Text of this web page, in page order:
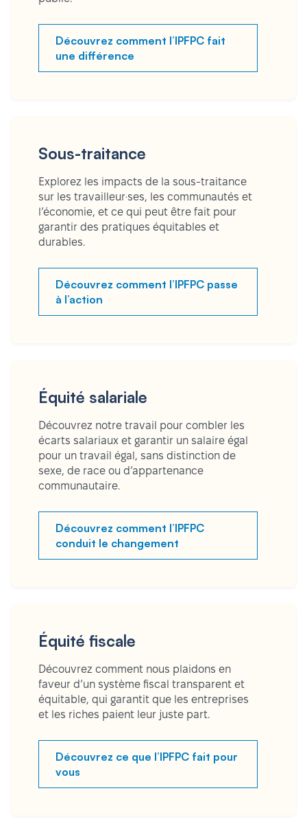
Découvrez comment l’IPFPC fait
une différence
Sous-traitance
Explorez les impacts de la sous-traitance
sur les travailleur·ses, les communautés et
l’économie, et ce qui peut être fait pour
garantir des pratiques équitables et
durables.
Découvrez comment l’IPFPC passe
à l’action
Équité salariale
Découvrez notre travail pour combler les
écarts salariaux et garantir un salaire égal
pour un travail égal, sans distinction de
sexe, de race ou d’appartenance
communautaire.
Découvrez comment l’IPFPC
conduit le changement
Équité fiscale
Découvrez comment nous plaidons en
faveur d’un système fiscal transparent et
équitable, qui garantit que les entreprises
et les riches paient leur juste part.
Découvrez ce que l’IPFPC fait pour
vous